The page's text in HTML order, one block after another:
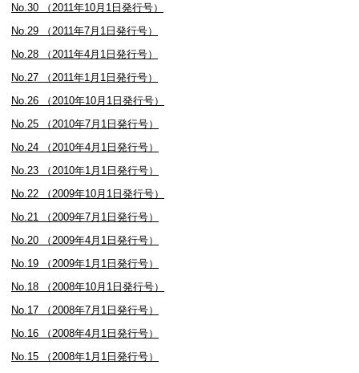
No.30 （2011年10月1日発行号）
No.29 （2011年7月1日発行号）
No.28 （2011年4月1日発行号）
No.27 （2011年1月1日発行号）
No.26 （2010年10月1日発行号）
No.25 （2010年7月1日発行号）
No.24 （2010年4月1日発行号）
No.23 （2010年1月1日発行号）
No.22 （2009年10月1日発行号）
No.21 （2009年7月1日発行号）
No.20 （2009年4月1日発行号）
No.19 （2009年1月1日発行号）
No.18 （2008年10月1日発行号）
No.17 （2008年7月1日発行号）
No.16 （2008年4月1日発行号）
No.15 （2008年1月1日発行号）